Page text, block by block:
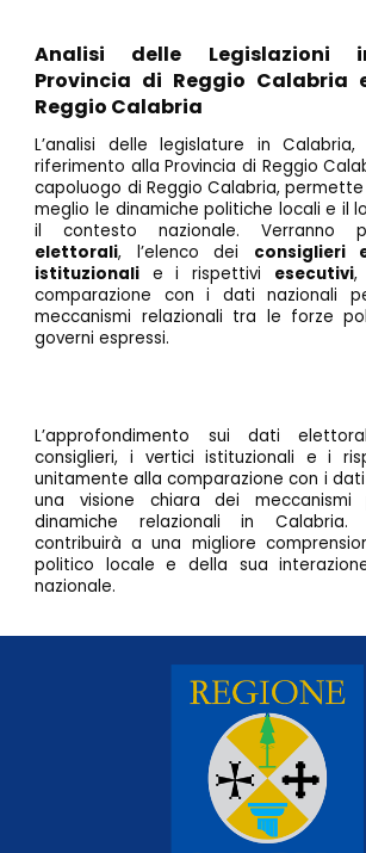
Analisi delle Legislazioni
Provincia di Reggio Calabria
Reggio Calabria
L’analisi delle legislature in
riferimento alla Provincia di Reggio
capoluogo di Reggio Calabria,
meglio le dinamiche politiche locali e il
il contesto nazionale. Verranno
elettorali, l’elenco dei consiglieri
istituzionali e i rispettivi esecutivi,
comparazione con i dati nazionali
meccanismi relazionali tra le forze
governi espressi.
L’approfondimento sui dati
consiglieri, i vertici istituzionali e i
unitamente alla comparazione con i
una visione chiara dei
dinamiche relazionali in Calabria.
contribuirà a una migliore
politico locale e della sua
nazionale.